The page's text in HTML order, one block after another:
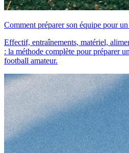
Comment préparer son équipe pour
Effectif, entraînements, matériel,
: la méthode complète pour préparer
football amateur.